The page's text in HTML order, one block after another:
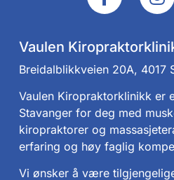
Vaulen
Breidalblikkveien 20A, 4017
Vaulen Kiropraktorklinikk er
Stavanger for deg med
kiropraktorer og
erfaring og høy faglig
Vi ønsker å være